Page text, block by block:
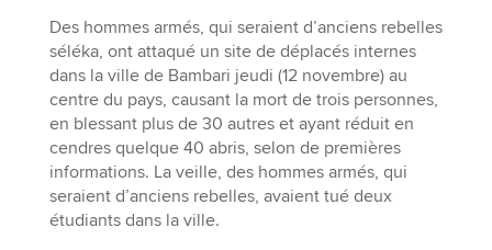
Des hommes armés, qui seraient d’anciens rebelles
séléka, ont attaqué un site de déplacés internes
dans la ville de Bambari jeudi (12 novembre) au
centre du pays, causant la mort de trois personnes,
en blessant plus de 30 autres et ayant réduit en
cendres quelque 40 abris, selon de premières
informations. La veille, des hommes armés, qui
seraient d’anciens rebelles, avaient tué deux
étudiants dans la ville.